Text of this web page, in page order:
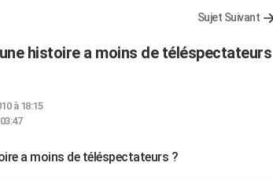
Sujet Suivant
histoire a moins de téléspectateurs
à 18:15
a moins de téléspectateurs ?